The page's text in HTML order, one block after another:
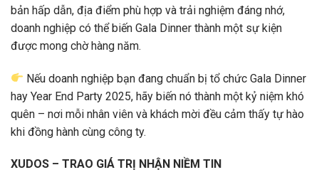
bản hấp dẫn, địa điểm phù hợp và trải nghiệm đáng nhớ,
doanh nghiệp có thể biến Gala Dinner thành một sự kiện
được mong chờ hàng năm.
Nếu doanh nghiệp bạn đang chuẩn bị tổ chức Gala Dinner
hay Year End Party 2025, hãy biến nó thành một kỷ niệm khó
quên – nơi mỗi nhân viên và khách mời đều cảm thấy tự hào
khi đồng hành cùng công ty.
XUDOS – TRAO GIÁ TRỊ NHẬN NIỀM TIN